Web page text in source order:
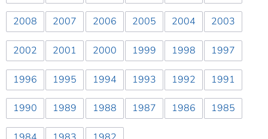
2008 2007 2006 2005 2004 2003
2002 2001 2000 1999 1998 1997
1996 1995 1994 1993 1992 1991
1990 1989 1988 1987 1986 1985